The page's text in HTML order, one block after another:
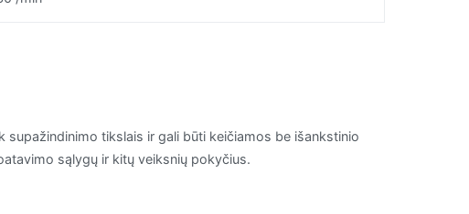
tikslais ir gali būti keičiamos be išankstinio
sąlygų ir kitų veiksnių pokyčius.